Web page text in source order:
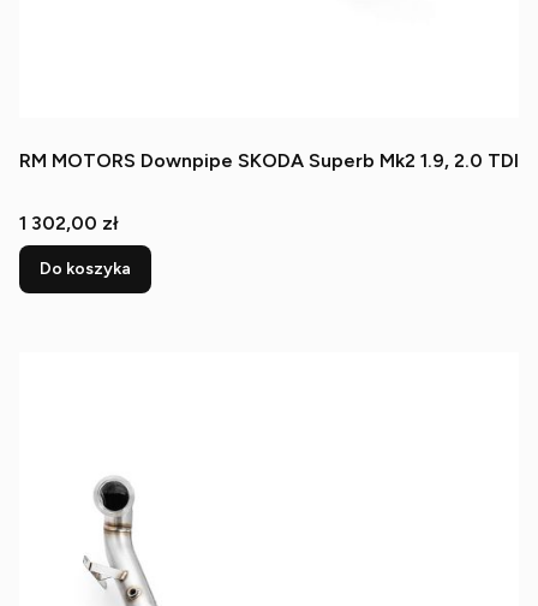
RM MOTORS Downpipe SKODA Superb Mk2 1.9, 2.0 TDI
Cena
1 302,00 zł
Do koszyka